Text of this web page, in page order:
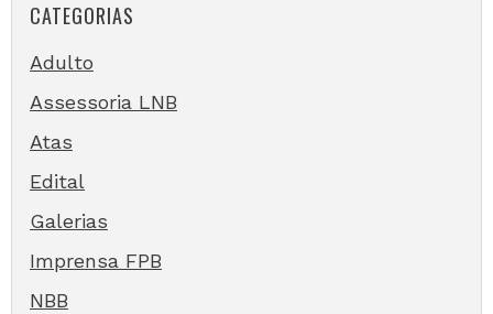
CATEGORIAS
Adulto
Assessoria LNB
Atas
Edital
Galerias
Imprensa FPB
NBB